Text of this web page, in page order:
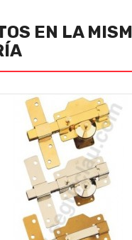
EN LA